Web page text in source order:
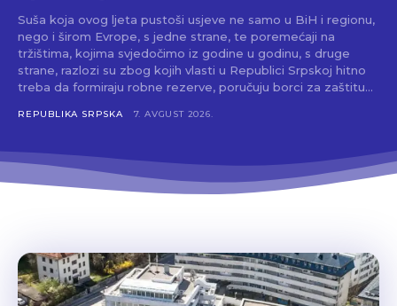
Suša koja ovog ljeta pustoši usjeve ne samo u BiH i regionu,
nego i širom Evrope, s jedne strane, te poremećaji na
tržištima, kojima svjedočimo iz godine u godinu, s druge
strane, razlozi su zbog kojih vlasti u Republici Srpskoj hitno
treba da formiraju robne rezerve, poručuju borci za zaštitu…
REPUBLIKA SRPSKA 7. AVGUST 2026.